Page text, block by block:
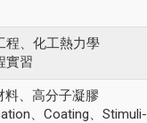
程、化工熱力學
實習
料、高分子凝膠
、Coating、Stimuli-